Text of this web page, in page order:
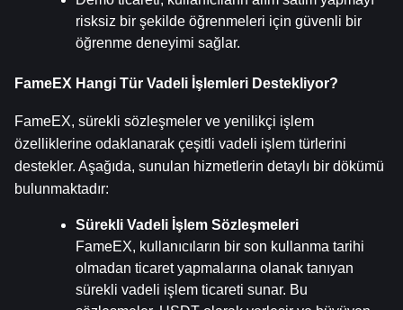
risksiz bir şekilde öğrenmeleri için güvenli bir
öğrenme deneyimi sağlar.
FameEX Hangi Tür Vadeli İşlemleri Destekliyor?
FameEX, sürekli sözleşmeler ve yenilikçi işlem
özelliklerine odaklanarak çeşitli vadeli işlem türlerini
destekler. Aşağıda, sunulan hizmetlerin detaylı bir dökümü
bulunmaktadır:
Sürekli Vadeli İşlem Sözleşmeleri
FameEX, kullanıcıların bir son kullanma tarihi
olmadan ticaret yapmalarına olanak tanıyan
sürekli vadeli işlem ticareti sunar. Bu